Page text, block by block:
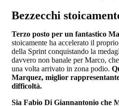
Bezzecchi
Terzo posto per un fantastico
stoicamente ha accelerato il
della Sprint conquistando la
davvero non banale per Marco,
una volta arrivato in zona podio.
Marquez, miglior
difficoltà.
Sia Fabio Di Giannantonio che